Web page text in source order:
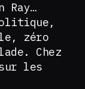
Ray…
zéro
Chez
les